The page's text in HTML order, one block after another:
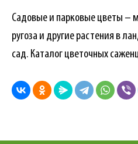
Садовые и парковые цветы –
ругоза и другие растения в
сад. Каталог цветочных